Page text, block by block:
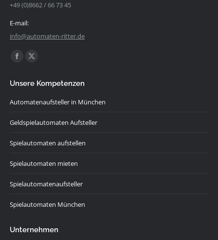
+49 (0)8662 / 66 73 45
E-mail:
info@automaten-ritter.de
Finden Sie uns auf:
Facebook
opens
in
window
X
opens
in
window
Unsere Kompetenzen
Automatenaufsteller in München
Geldspielautomaten Aufsteller
Spielautomaten aufstellen
Spielautomaten mieten
Spielautomatenaufsteller
Spielautomaten München
Unternehmen